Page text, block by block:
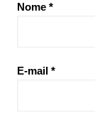
Nome *
E-mail *